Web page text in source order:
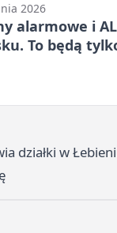
2026
alarmowe i
To będą
działki w